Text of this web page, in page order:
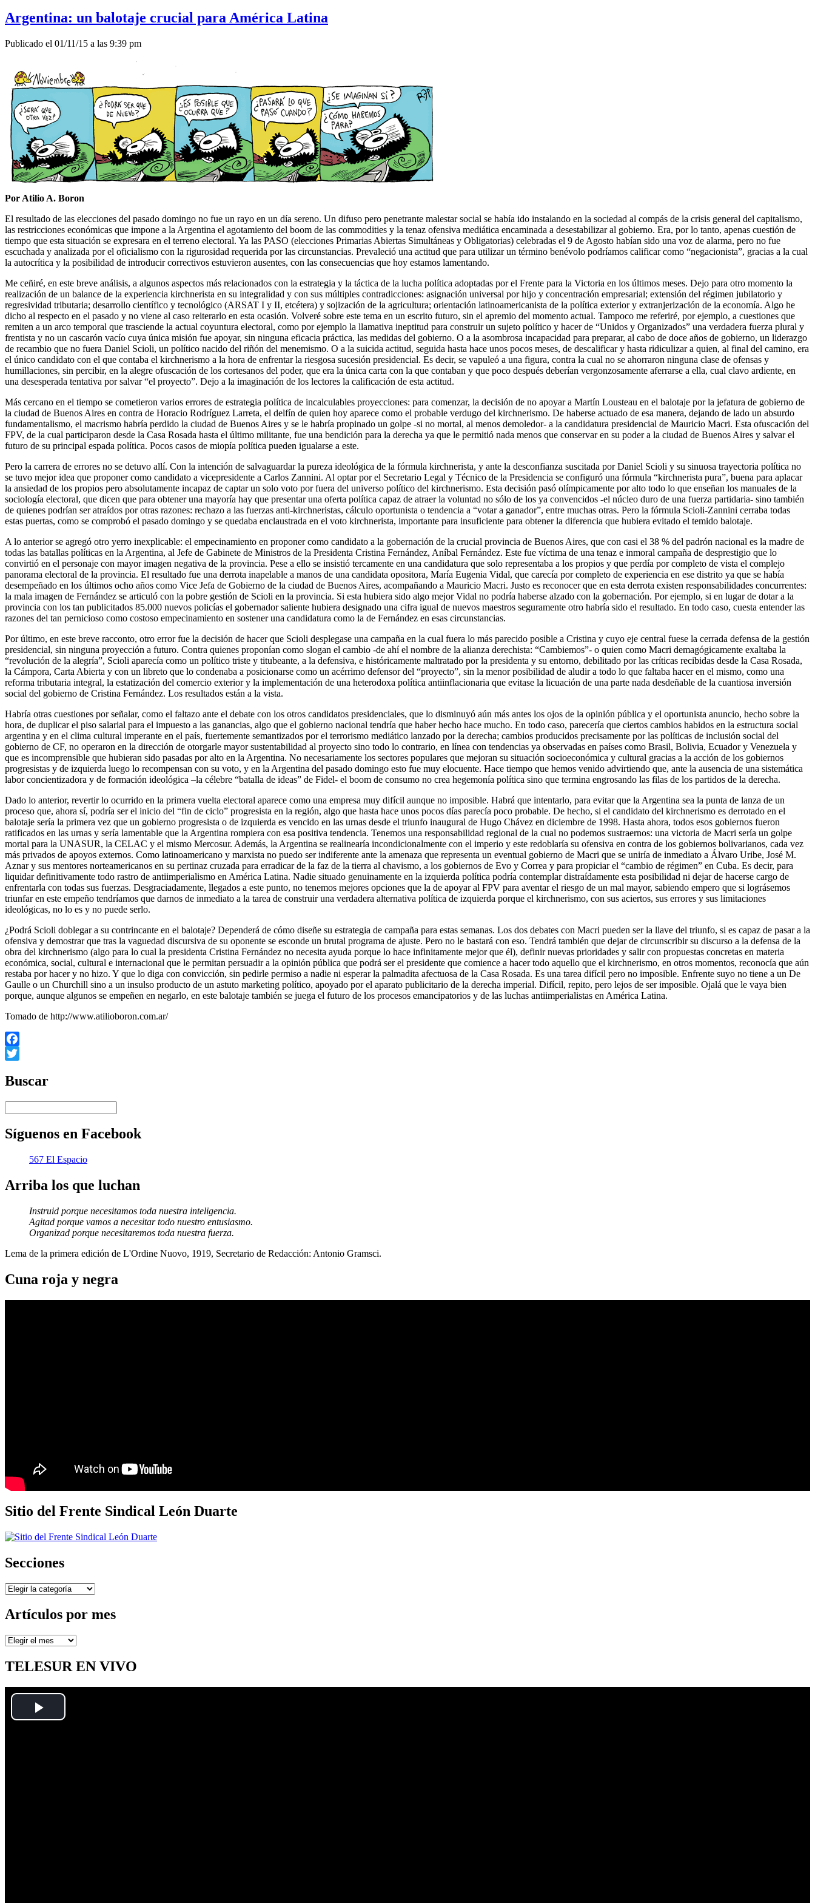
Argentina: un balotaje crucial para América Latina
Publicado el 01/11/15 a las 9:39 pm
Por Atilio A. Boron
El resultado de las elecciones del pasado domingo no fue un rayo en un día sereno. Un difuso pero penetrante malestar social se había ido instalando en la sociedad al compás de la crisis general del capitalismo,
las restricciones económicas que impone a la Argentina el agotamiento del boom de las commodities y la tenaz ofensiva mediática encaminada a desestabilizar al gobierno. Era, por lo tanto, apenas cuestión de
tiempo que esta situación se expresara en el terreno electoral. Ya las PASO (elecciones Primarias Abiertas Simultáneas y Obligatorias) celebradas el 9 de Agosto habían sido una voz de alarma, pero no fue
escuchada y analizada por el oficialismo con la rigurosidad requerida por las circunstancias. Prevaleció una actitud que para utilizar un término benévolo podríamos calificar como “negacionista”, gracias a la cual
la autocrítica y la posibilidad de introducir correctivos estuvieron ausentes, con las consecuencias que hoy estamos lamentando.
Me ceñiré, en este breve análisis, a algunos aspectos más relacionados con la estrategia y la táctica de la lucha política adoptadas por el Frente para la Victoria en los últimos meses. Dejo para otro momento la
realización de un balance de la experiencia kirchnerista en su integralidad y con sus múltiples contradicciones: asignación universal por hijo y concentración empresarial; extensión del régimen jubilatorio y
regresividad tributaria; desarrollo científico y tecnológico (ARSAT I y II, etcétera) y sojización de la agricultura; orientación latinoamericanista de la política exterior y extranjerización de la economía. Algo he
dicho al respecto en el pasado y no viene al caso reiterarlo en esta ocasión. Volveré sobre este tema en un escrito futuro, sin el apremio del momento actual. Tampoco me referiré, por ejemplo, a cuestiones que
remiten a un arco temporal que trasciende la actual coyuntura electoral, como por ejemplo la llamativa ineptitud para construir un sujeto político y hacer de “Unidos y Organizados” una verdadera fuerza plural y
frentista y no un cascarón vacío cuya única misión fue apoyar, sin ninguna eficacia práctica, las medidas del gobierno. O a la asombrosa incapacidad para preparar, al cabo de doce años de gobierno, un liderazgo
de recambio que no fuera Daniel Scioli, un político nacido del riñón del menemismo. O a la suicida actitud, seguida hasta hace unos pocos meses, de descalificar y hasta ridiculizar a quien, al final del camino, era
el único candidato con el que contaba el kirchnerismo a la hora de enfrentar la riesgosa sucesión presidencial. Es decir, se vapuleó a una figura, contra la cual no se ahorraron ninguna clase de ofensas y
humillaciones, sin percibir, en la alegre ofuscación de los cortesanos del poder, que era la única carta con la que contaban y que poco después deberían vergonzosamente aferrarse a ella, cual clavo ardiente, en
una desesperada tentativa por salvar “el proyecto”. Dejo a la imaginación de los lectores la calificación de esta actitud.
Más cercano en el tiempo se cometieron varios errores de estrategia política de incalculables proyecciones: para comenzar, la decisión de no apoyar a Martín Lousteau en el balotaje por la jefatura de gobierno de
la ciudad de Buenos Aires en contra de Horacio Rodríguez Larreta, el delfín de quien hoy aparece como el probable verdugo del kirchnerismo. De haberse actuado de esa manera, dejando de lado un absurdo
fundamentalismo, el macrismo habría perdido la ciudad de Buenos Aires y se le habría propinado un golpe -si no mortal, al menos demoledor- a la candidatura presidencial de Mauricio Macri. Esta ofuscación del
FPV, de la cual participaron desde la Casa Rosada hasta el último militante, fue una bendición para la derecha ya que le permitió nada menos que conservar en su poder a la ciudad de Buenos Aires y salvar el
futuro de su principal espada política. Pocos casos de miopía política pueden igualarse a este.
Pero la carrera de errores no se detuvo allí. Con la intención de salvaguardar la pureza ideológica de la fórmula kirchnerista, y ante la desconfianza suscitada por Daniel Scioli y su sinuosa trayectoria política no
se tuvo mejor idea que proponer como candidato a vicepresidente a Carlos Zannini. Al optar por el Secretario Legal y Técnico de la Presidencia se configuró una fórmula “kirchnerista pura”, buena para aplacar
la ansiedad de los propios pero absolutamente incapaz de captar un solo voto por fuera del universo político del kirchnerismo. Esta decisión pasó olímpicamente por alto todo lo que enseñan los manuales de la
sociología electoral, que dicen que para obtener una mayoría hay que presentar una oferta política capaz de atraer la voluntad no sólo de los ya convencidos -el núcleo duro de una fuerza partidaria- sino también
de quienes podrían ser atraídos por otras razones: rechazo a las fuerzas anti-kirchneristas, cálculo oportunista o tendencia a “votar a ganador”, entre muchas otras. Pero la fórmula Scioli-Zannini cerraba todas
estas puertas, como se comprobó el pasado domingo y se quedaba enclaustrada en el voto kirchnerista, importante para insuficiente para obtener la diferencia que hubiera evitado el temido balotaje.
A lo anterior se agregó otro yerro inexplicable: el empecinamiento en proponer como candidato a la gobernación de la crucial provincia de Buenos Aires, que con casi el 38 % del padrón nacional es la madre de
todas las batallas políticas en la Argentina, al Jefe de Gabinete de Ministros de la Presidenta Cristina Fernández, Aníbal Fernández. Este fue víctima de una tenaz e inmoral campaña de desprestigio que lo
convirtió en el personaje con mayor imagen negativa de la provincia. Pese a ello se insistió tercamente en una candidatura que solo representaba a los propios y que perdía por completo de vista el complejo
panorama electoral de la provincia. El resultado fue una derrota inapelable a manos de una candidata opositora, María Eugenia Vidal, que carecía por completo de experiencia en ese distrito ya que se había
desempeñado en los últimos ocho años como Vice Jefa de Gobierno de la ciudad de Buenos Aires, acompañando a Mauricio Macri. Justo es reconocer que en esta derrota existen responsabilidades concurrentes:
la mala imagen de Fernández se articuló con la pobre gestión de Scioli en la provincia. Si esta hubiera sido algo mejor Vidal no podría haberse alzado con la gobernación. Por ejemplo, si en lugar de dotar a la
provincia con los tan publicitados 85.000 nuevos policías el gobernador saliente hubiera designado una cifra igual de nuevos maestros seguramente otro habría sido el resultado. En todo caso, cuesta entender las
razones del tan pernicioso como costoso empecinamiento en sostener una candidatura como la de Fernández en esas circunstancias.
Por último, en este breve racconto, otro error fue la decisión de hacer que Scioli desplegase una campaña en la cual fuera lo más parecido posible a Cristina y cuyo eje central fuese la cerrada defensa de la gestión
presidencial, sin ninguna proyección a futuro. Contra quienes proponían como slogan el cambio -de ahí el nombre de la alianza derechista: “Cambiemos”- o quien como Macri demagógicamente exaltaba la
“revolución de la alegría”, Scioli aparecía como un político triste y titubeante, a la defensiva, e históricamente maltratado por la presidenta y su entorno, debilitado por las críticas recibidas desde la Casa Rosada,
la Cámpora, Carta Abierta y con un libreto que lo condenaba a posicionarse como un acérrimo defensor del “proyecto”, sin la menor posibilidad de aludir a todo lo que faltaba hacer en el mismo, como una
reforma tributaria integral, la estatización del comercio exterior y la implementación de una heterodoxa política antiinflacionaria que evitase la licuación de una parte nada desdeñable de la cuantiosa inversión
social del gobierno de Cristina Fernández. Los resultados están a la vista.
Habría otras cuestiones por señalar, como el faltazo ante el debate con los otros candidatos presidenciales, que lo disminuyó aún más antes los ojos de la opinión pública y el oportunista anuncio, hecho sobre la
hora, de duplicar el piso salarial para el impuesto a las ganancias, algo que el gobierno nacional tendría que haber hecho hace mucho. En todo caso, parecería que ciertos cambios habidos en la estructura social
argentina y en el clima cultural imperante en el país, fuertemente semantizados por el terrorismo mediático lanzado por la derecha; cambios producidos precisamente por las políticas de inclusión social del
gobierno de CF, no operaron en la dirección de otorgarle mayor sustentabilidad al proyecto sino todo lo contrario, en línea con tendencias ya observadas en países como Brasil, Bolivia, Ecuador y Venezuela y
que es incomprensible que hubieran sido pasadas por alto en la Argentina. No necesariamente los sectores populares que mejoran su situación socioeconómica y cultural gracias a la acción de los gobiernos
progresistas y de izquierda luego lo recompensan con su voto, y en la Argentina del pasado domingo esto fue muy elocuente. Hace tiempo que hemos venido advirtiendo que, ante la ausencia de una sistemática
labor concientizadora y de formación ideológica –la célebre “batalla de ideas” de Fidel- el boom de consumo no crea hegemonía política sino que termina engrosando las filas de los partidos de la derecha.
Dado lo anterior, revertir lo ocurrido en la primera vuelta electoral aparece como una empresa muy difícil aunque no imposible. Habrá que intentarlo, para evitar que la Argentina sea la punta de lanza de un
proceso que, ahora sí, podría ser el inicio del “fin de ciclo” progresista en la región, algo que hasta hace unos pocos días parecía poco probable. De hecho, si el candidato del kirchnerismo es derrotado en el
balotaje sería la primera vez que un gobierno progresista o de izquierda es vencido en las urnas desde el triunfo inaugural de Hugo Chávez en diciembre de 1998. Hasta ahora, todos esos gobiernos fueron
ratificados en las urnas y sería lamentable que la Argentina rompiera con esa positiva tendencia. Tenemos una responsabilidad regional de la cual no podemos sustraernos: una victoria de Macri sería un golpe
mortal para la UNASUR, la CELAC y el mismo Mercosur. Además, la Argentina se realinearía incondicionalmente con el imperio y este redoblaría su ofensiva en contra de los gobiernos bolivarianos, cada vez
más privados de apoyos externos. Como latinoamericano y marxista no puedo ser indiferente ante la amenaza que representa un eventual gobierno de Macri que se uniría de inmediato a Álvaro Uribe, José M.
Aznar y sus mentores norteamericanos en su pertinaz cruzada para erradicar de la faz de la tierra al chavismo, a los gobiernos de Evo y Correa y para propiciar el “cambio de régimen” en Cuba. Es decir, para
liquidar definitivamente todo rastro de antiimperialismo en América Latina. Nadie situado genuinamente en la izquierda política podría contemplar distraídamente esta posibilidad ni dejar de hacerse cargo de
enfrentarla con todas sus fuerzas. Desgraciadamente, llegados a este punto, no tenemos mejores opciones que la de apoyar al FPV para aventar el riesgo de un mal mayor, sabiendo empero que si lográsemos
triunfar en este empeño tendríamos que darnos de inmediato a la tarea de construir una verdadera alternativa política de izquierda porque el kirchnerismo, con sus aciertos, sus errores y sus limitaciones
ideológicas, no lo es y no puede serlo.
¿Podrá Scioli doblegar a su contrincante en el balotaje? Dependerá de cómo diseñe su estrategia de campaña para estas semanas. Los dos debates con Macri pueden ser la llave del triunfo, si es capaz de pasar a la
ofensiva y demostrar que tras la vaguedad discursiva de su oponente se esconde un brutal programa de ajuste. Pero no le bastará con eso. Tendrá también que dejar de circunscribir su discurso a la defensa de la
obra del kirchnerismo (algo para lo cual la presidenta Cristina Fernández no necesita ayuda porque lo hace infinitamente mejor que él), definir nuevas prioridades y salir con propuestas concretas en materia
económica, social, cultural e internacional que le permitan persuadir a la opinión pública que podrá ser el presidente que comience a hacer todo aquello que el kirchnerismo, en otros momentos, reconocía que aún
restaba por hacer y no hizo. Y que lo diga con convicción, sin pedirle permiso a nadie ni esperar la palmadita afectuosa de la Casa Rosada. Es una tarea difícil pero no imposible. Enfrente suyo no tiene a un De
Gaulle o un Churchill sino a un insulso producto de un astuto marketing político, apoyado por el aparato publicitario de la derecha imperial. Difícil, repito, pero lejos de ser imposible. Ojalá que le vaya bien
porque, aunque algunos se empeñen en negarlo, en este balotaje también se juega el futuro de los procesos emancipatorios y de las luchas antiimperialistas en América Latina.
Tomado de http://www.atilioboron.com.ar/
Facebook
Buscar
Síguenos en Facebook
567 El Espacio
Arriba los que luchan
Instruid porque necesitamos toda nuestra inteligencia.
Agitad porque vamos a necesitar todo nuestro entusiasmo.
Organizad porque necesitaremos toda nuestra fuerza.
Lema de la primera edición de L'Ordine Nuovo, 1919, Secretario de Redacción: Antonio Gramsci.
Cuna roja y negra
Sitio del Frente Sindical León Duarte
Secciones
Secciones
Artículos por mes
Artículos
mes
TELESUR EN VIVO